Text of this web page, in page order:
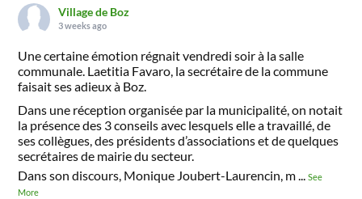
Village de Boz
3 weeks ago
Une certaine émotion régnait vendredi soir à la salle
communale. Laetitia Favaro, la secrétaire de la commune
faisait ses adieux à Boz.
Dans une réception organisée par la municipalité, on notait
la présence des 3 conseils avec lesquels elle a travaillé, de
ses collègues, des présidents d’associations et de quelques
secrétaires de mairie du secteur.
Dans son discours, Monique Joubert-Laurencin, m
...See
More